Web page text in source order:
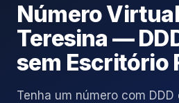
Número
Teresina —
sem Escritório
Tenha um número com